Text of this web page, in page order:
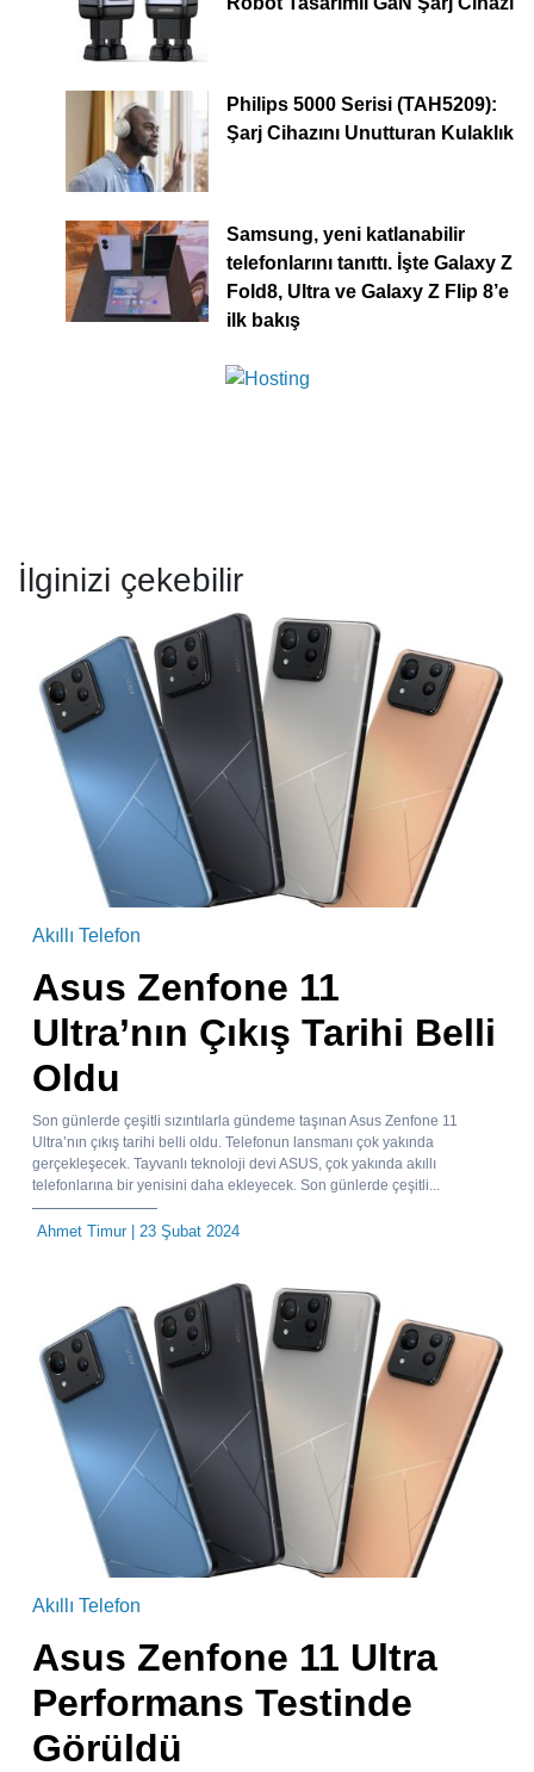
Philips 5000 Serisi (TAH5209):
Şarj Cihazını Unutturan Kulaklık
Samsung, yeni katlanabilir
telefonlarını tanıttı. İşte Galaxy Z
Fold8, Ultra ve Galaxy Z Flip 8’e
ilk bakış
İlginizi çekebilir
Akıllı Telefon
Asus Zenfone 11
Ultra’nın Çıkış Tarihi Belli
Oldu
Son günlerde çeşitli sızıntılarla gündeme taşınan Asus Zenfone 11
Ultra’nın çıkış tarihi belli oldu. Telefonun lansmanı çok yakında
gerçekleşecek. Tayvanlı teknoloji devi ASUS, çok yakında akıllı
telefonlarına bir yenisini daha ekleyecek. Son günlerde çeşitli...
Ahmet Timur| 23 Şubat 2024
Akıllı Telefon
Asus Zenfone 11 Ultra
Performans Testinde
Görüldü